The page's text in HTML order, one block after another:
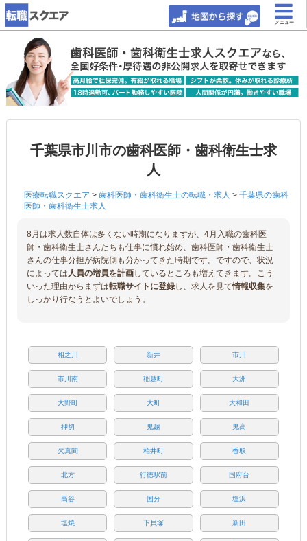
メニュー
千葉県市川市の歯科医師・歯科衛生士求
人
医療転職スクエア > 歯科医師・歯科衛生士の転職・求人 > 千葉県の歯科
医師・歯科衛生士求人
8月は求人数自体は多くない時期になりますが、4月入職の歯科医
師・歯科衛生士さんたちも仕事に慣れ始め、歯科医師・歯科衛生士
さんの仕事分担が病院側も分かってきた時期です。ですので、状況
によっては人員の増員を計画しているところも増えてきます。こう
いった理由からまずは転職サイトに登録し、求人を見て情報収集を
しっかり行なうとよいでしょう。
相之川 新井 市川
市川南 稲越町 大洲
大野町 大町 大和田
押切 鬼越 鬼高
欠真間 柏井町 香取
北方 行徳駅前 国府台
高谷 国分 塩浜
塩焼 下貝塚 新田